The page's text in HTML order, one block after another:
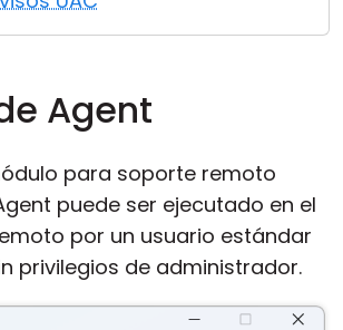
Agent
para soporte remoto
puede ser ejecutado en el
por un usuario estándar
privilegios de administrador.